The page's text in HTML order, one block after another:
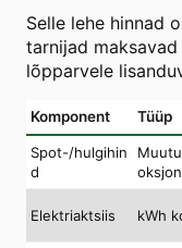
Selle lehe hinnad
tarnijad
lõpparvele
Komponent Tüüp
Spot-/hulgihin
d
oksjon
Elektriaktsiis kWh